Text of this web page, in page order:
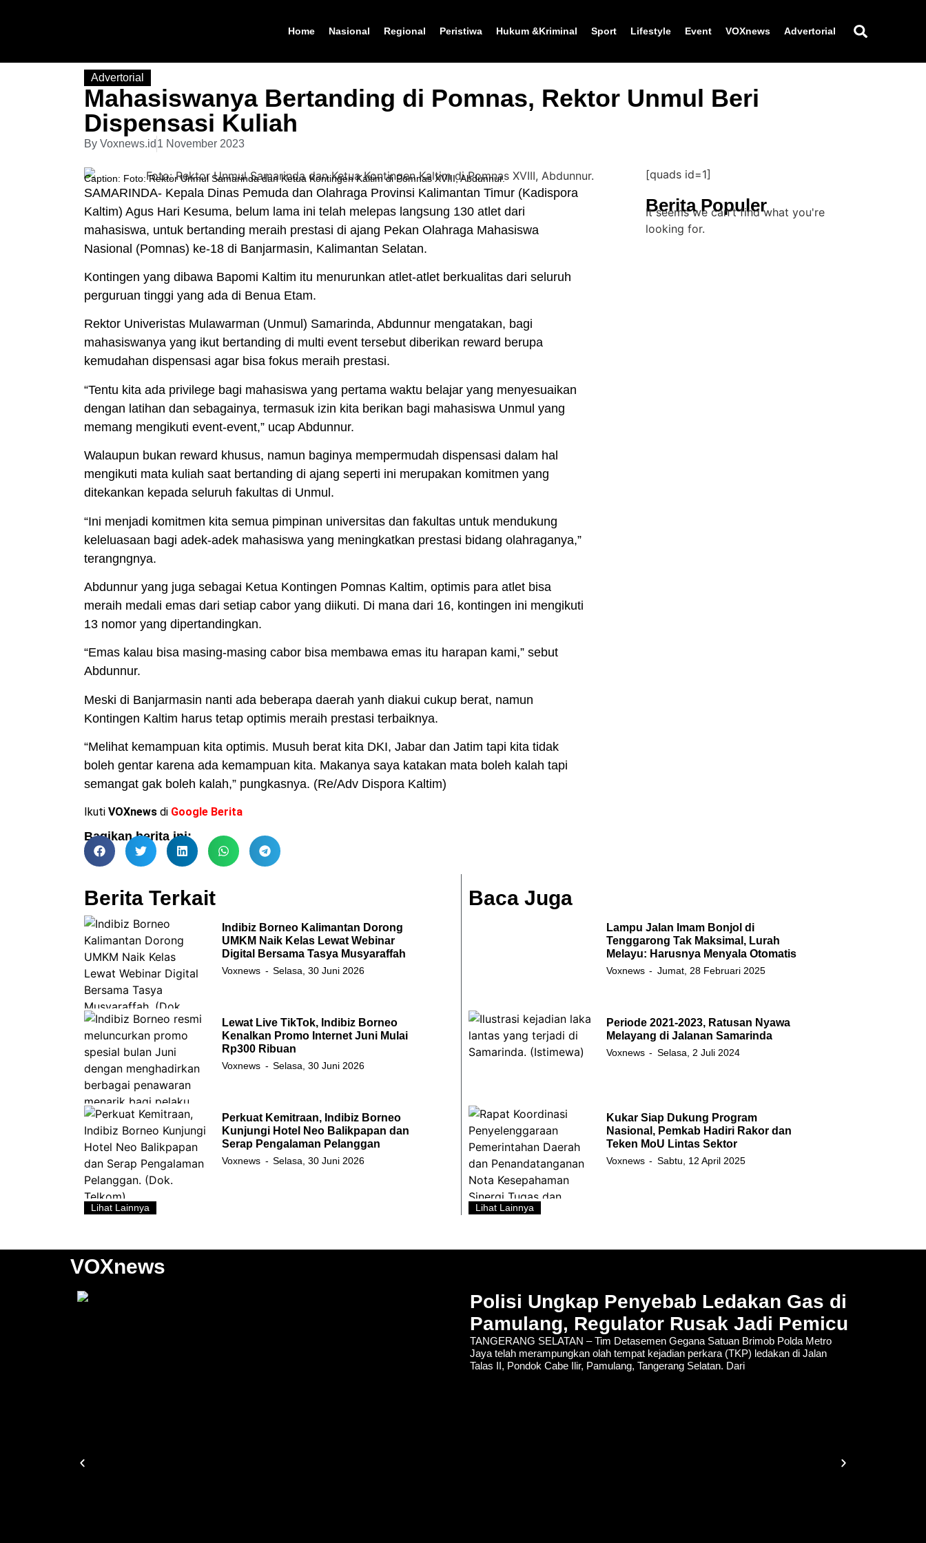
Home Nasional Regional Peristiwa Hukum &Kriminal Sport Lifestyle Event VOXnews Advertorial
Advertorial
Mahasiswanya Bertanding di Pomnas, Rektor Unmul Beri
Dispensasi Kuliah
By Voxnews.id 1 November 2023
Caption: Foto: Rektor Unmul Samarinda dan Ketua Kontingen Kaltim di Pomnas XVIII, Abdunnur.
SAMARINDA- Kepala Dinas Pemuda dan Olahraga Provinsi Kalimantan Timur (Kadispora
Kaltim) Agus Hari Kesuma, belum lama ini telah melepas langsung 130 atlet dari
mahasiswa, untuk bertanding meraih prestasi di ajang Pekan Olahraga Mahasiswa
Nasional (Pomnas) ke-18 di Banjarmasin, Kalimantan Selatan.
Kontingen yang dibawa Bapomi Kaltim itu menurunkan atlet-atlet berkualitas dari seluruh
perguruan tinggi yang ada di Benua Etam.
Rektor Univeristas Mulawarman (Unmul) Samarinda, Abdunnur mengatakan, bagi
mahasiswanya yang ikut bertanding di multi event tersebut diberikan reward berupa
kemudahan dispensasi agar bisa fokus meraih prestasi.
“Tentu kita ada privilege bagi mahasiswa yang pertama waktu belajar yang menyesuaikan
dengan latihan dan sebagainya, termasuk izin kita berikan bagi mahasiswa Unmul yang
memang mengikuti event-event,” ucap Abdunnur.
Walaupun bukan reward khusus, namun baginya mempermudah dispensasi dalam hal
mengikuti mata kuliah saat bertanding di ajang seperti ini merupakan komitmen yang
ditekankan kepada seluruh fakultas di Unmul.
“Ini menjadi komitmen kita semua pimpinan universitas dan fakultas untuk mendukung
keleluasaan bagi adek-adek mahasiswa yang meningkatkan prestasi bidang olahraganya,”
terangngnya.
Abdunnur yang juga sebagai Ketua Kontingen Pomnas Kaltim, optimis para atlet bisa
meraih medali emas dari setiap cabor yang diikuti. Di mana dari 16, kontingen ini mengikuti
13 nomor yang dipertandingkan.
“Emas kalau bisa masing-masing cabor bisa membawa emas itu harapan kami,” sebut
Abdunnur.
Meski di Banjarmasin nanti ada beberapa daerah yanh diakui cukup berat, namun
Kontingen Kaltim harus tetap optimis meraih prestasi terbaiknya.
“Melihat kemampuan kita optimis. Musuh berat kita DKI, Jabar dan Jatim tapi kita tidak
boleh gentar karena ada kemampuan kita. Makanya saya katakan mata boleh kalah tapi
semangat gak boleh kalah,” pungkasnya. (Re/Adv Dispora Kaltim)
Ikuti VOXnews di Google Berita
Bagikan berita ini:
[quads id=1]
Berita Populer
It seems we can't find what you're
looking for.
Berita Terkait
Indibiz Borneo Kalimantan Dorong
UMKM Naik Kelas Lewat Webinar
Digital Bersama Tasya Musyaraffah
Voxnews Selasa, 30 Juni 2026
Lewat Live TikTok, Indibiz Borneo
Kenalkan Promo Internet Juni Mulai
Rp300 Ribuan
Voxnews Selasa, 30 Juni 2026
Perkuat Kemitraan, Indibiz Borneo
Kunjungi Hotel Neo Balikpapan dan
Serap Pengalaman Pelanggan
Voxnews Selasa, 30 Juni 2026
Lihat Lainnya
Baca Juga
Lampu Jalan Imam Bonjol di
Tenggarong Tak Maksimal, Lurah
Melayu: Harusnya Menyala Otomatis
Voxnews Jumat, 28 Februari 2025
Periode 2021-2023, Ratusan Nyawa
Melayang di Jalanan Samarinda
Voxnews Selasa, 2 Juli 2024
Kukar Siap Dukung Program
Nasional, Pemkab Hadiri Rakor dan
Teken MoU Lintas Sektor
Voxnews Sabtu, 12 April 2025
Lihat Lainnya
VOXnews
Polisi Ungkap Penyebab Ledakan Gas di
Pamulang, Regulator Rusak Jadi Pemicu
TANGERANG SELATAN – Tim Detasemen Gegana Satuan Brimob Polda Metro
Jaya telah merampungkan olah tempat kejadian perkara (TKP) ledakan di Jalan
Talas II, Pondok Cabe Ilir, Pamulang, Tangerang Selatan. Dari